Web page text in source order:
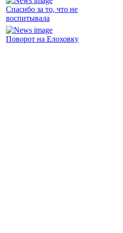
Спасибо за то, что не
воспитывала
Поворот на Елоховку